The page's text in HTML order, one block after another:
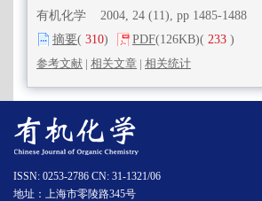
有机化学 2004, 24 (11), pp 1485-1488
摘要( 310) PDF(126KB)( 233 )
参考文献 | 相关文章 | 相关统计
ISSN: 0253-2786 CN: 31-1321/06
地址：上海市零陵路345号